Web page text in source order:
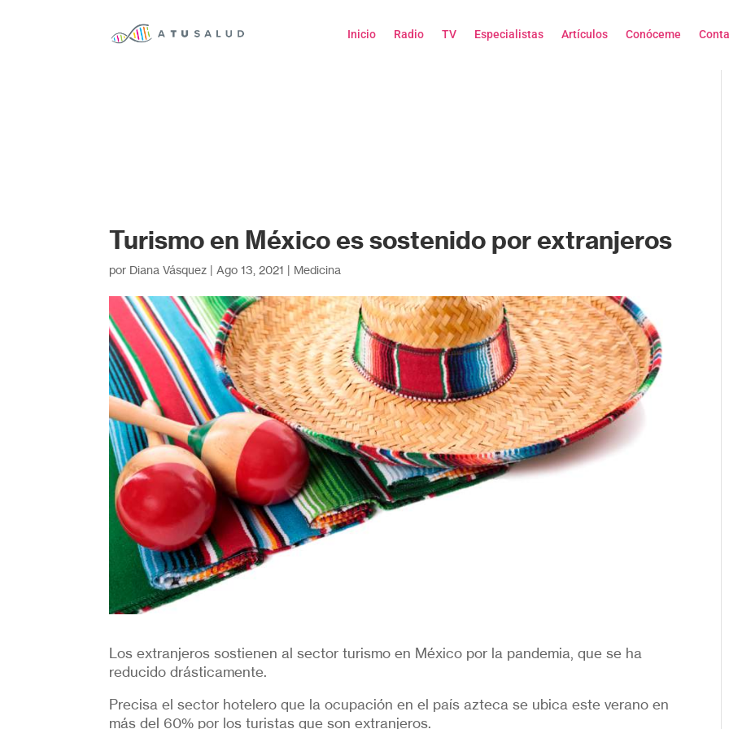
Inicio Radio TV Especialistas Artículos Conóceme
Turismo en México es sostenido por extranjeros
por Diana Vásquez |Ago 13, 2021 | Medicina
Los extranjeros sostienen al sector turismo en México por la pandemia, que se ha
reducido drásticamente.
Precisa el sector hotelero que la ocupación en el país azteca se ubica este verano en
más del 60% por los turistas que son extranjeros.